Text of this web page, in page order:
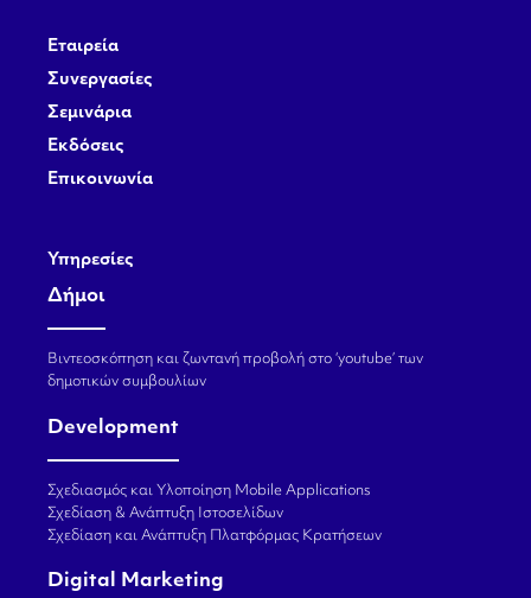
Εταιρεία
Συνεργασίες
Σεμινάρια
Εκδόσεις
Επικοινωνία
Υπηρεσίες
Δήμοι
Βιντεοσκόπηση και ζωντανή προβολή στο ‘youtube’ των
δημοτικών συμβουλίων
Development
Σχεδιασμός και Υλοποίηση Mobile Applications
Σχεδίαση & Ανάπτυξη Ιστοσελίδων
Σχεδίαση και Ανάπτυξη Πλατφόρμας Κρατήσεων
Digital Marketing